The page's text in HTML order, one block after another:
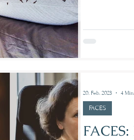
FACES
20. Feb. 2023 4